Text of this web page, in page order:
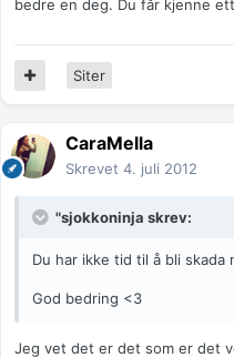
bedre en deg. Du får kjenne
Siter
CaraMella
Skrevet 4. juli 2012
"sjokkoninja skrev:
Du har ikke tid til å bli skada
God bedring <3
Jeg vet det er det som er det